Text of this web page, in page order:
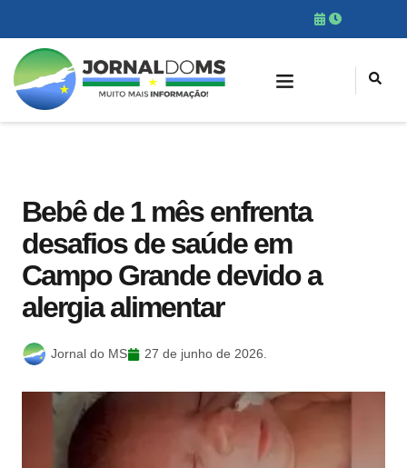
Bebê de 1 mês enfrenta
desafios de saúde em
Campo Grande devido a
alergia alimentar
Jornal do MS 27 de junho de 2026.